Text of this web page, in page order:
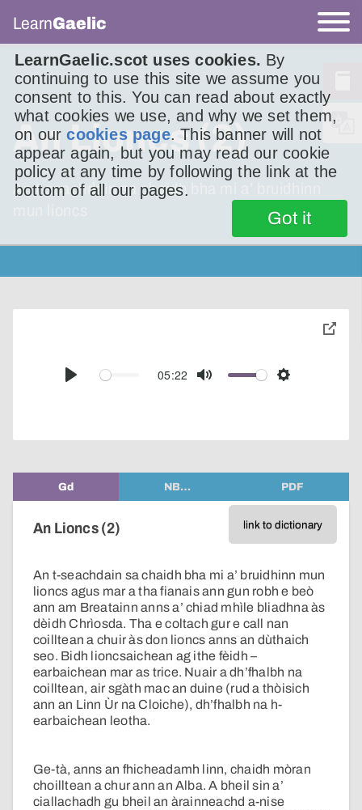
LearnGaelic.scot uses cookies. By
continuing to use this site we assume you
consent to this. You can read about exactly
what cookies we use, and why we set them,
on ourcookies page. This banner will not
appear again, but you may read our cookie
policy at any time by following the link at the
bottom of all our pages.
Got it
LearnGaelic
An Lioncs (2)
An t-seachdain sa chaidh bha mi a’ bruidhinn
Play
05:22
Mute Settings
toggle
Gd NB… PDF
link to dictionary
An Lioncs (2)
An t-seachdain sa chaidh bha mi a’ bruidhinn mun
lioncs agus mar a tha fianais ann gun robh e beò
ann am Breatainn anns a’ chiad mhìle bliadhna às
dèidh Chrìosda. Tha e coltach gur e call nan
coilltean a chuir às don lioncs anns an dùthaich
seo. Bidh lioncsaichean ag ithe fèidh –
earbaichean mar as trice. Nuair a dh’fhalbh na
coilltean, air sgàth mac an duine (rud a thòisich
ann an Linn Ùr na Cloiche), dh’fhalbh na h-
earbaichean leotha.
Ge-tà, anns an fhicheadamh linn, chaidh mòran
choilltean a chur ann an Alba. A bheil sin a’
ciallachadh gu bheil an àrainneachd a-nise